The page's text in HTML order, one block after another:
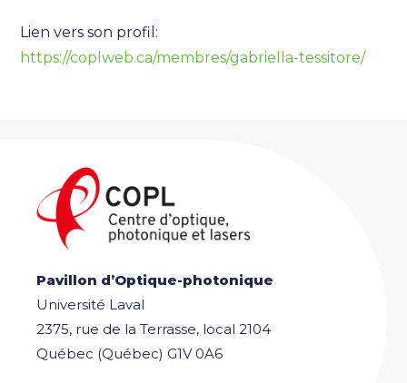
Lien vers son profil:
https://coplweb.ca/membres/gabriella-tessitore/
Pavillon d’Optique-photonique
Université Laval
2375, rue de la Terrasse, local 2104
Québec (Québec) G1V 0A6